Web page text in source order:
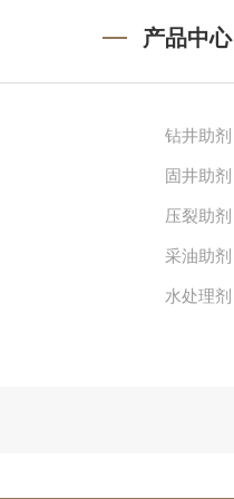
产品中心
钻井助剂
固井助剂
压裂助剂
采油助剂
水处理剂